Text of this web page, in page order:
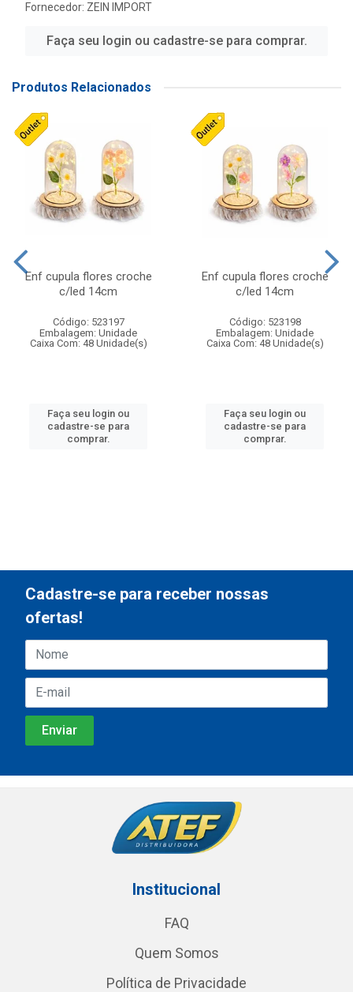
Fornecedor: ZEIN IMPORT
Faça seu login ou cadastre-se para comprar.
Produtos Relacionados
Enf cupula flores croche
c/led 14cm
Código: 523197
Embalagem: Unidade
Caixa Com: 48 Unidade(s)
Faça seu login ou
cadastre-se para
comprar.
Enf cupula flores croche
c/led 14cm
Código: 523198
Embalagem: Unidade
Caixa Com: 48 Unidade(s)
Faça seu login ou
cadastre-se para
comprar.
Cadastre-se para receber nossas
ofertas!
Institucional
FAQ
Quem Somos
Política de Privacidade